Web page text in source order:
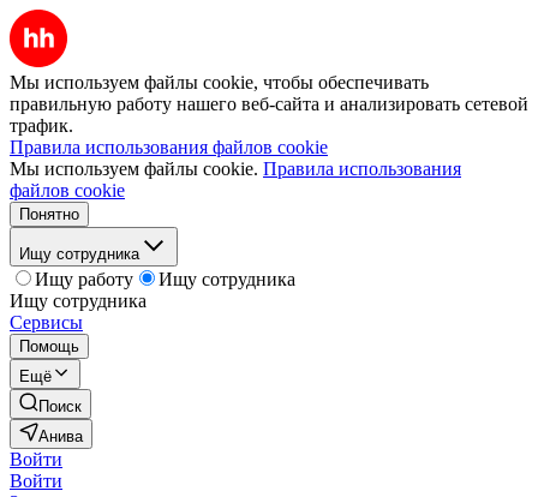
Мы используем файлы cookie, чтобы обеспечивать
правильную работу нашего веб-сайта и анализировать сетевой
трафик.
Правила использования файлов cookie
Мы используем файлы cookie. Правила использования
файлов cookie
Понятно
Ищу сотрудника
Ищу работу
Ищу сотрудника
Ищу сотрудника
Сервисы
Помощь
Ещё
Поиск
Анива
Войти
Войти